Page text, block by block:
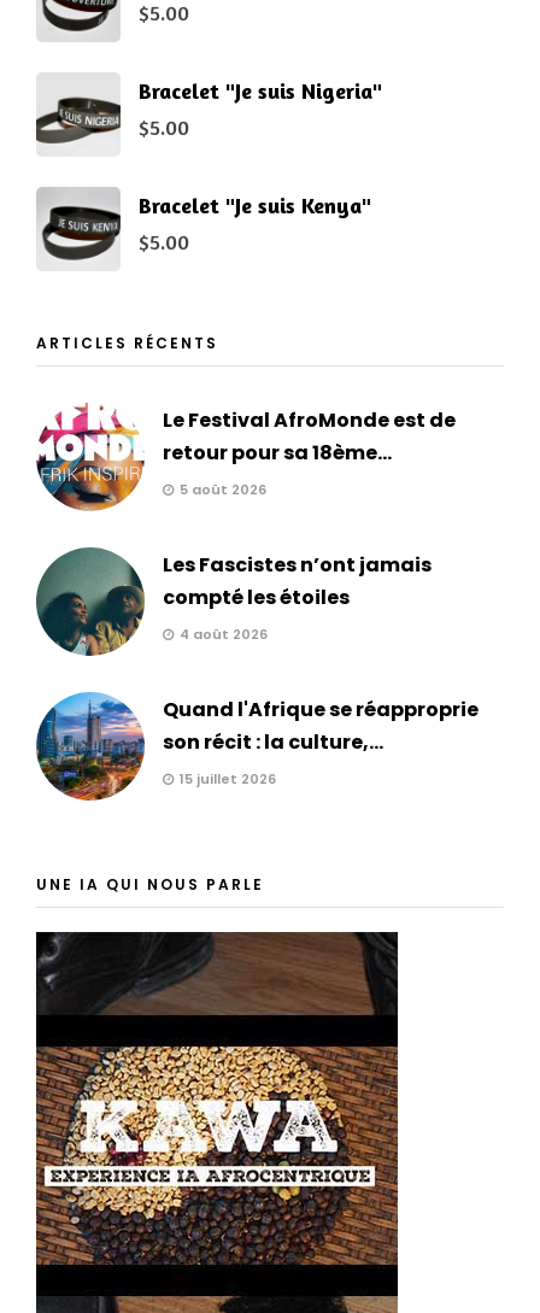
$5.00
Bracelet "Je suis Nigeria"
$5.00
Bracelet "Je suis Kenya"
$5.00
ARTICLES RÉCENTS
Le Festival AfroMonde est de
retour pour sa 18ème...
5 août 2026
Les Fascistes n’ont jamais
compté les étoiles
4 août 2026
Quand l'Afrique se réapproprie
son récit : la culture,...
15 juillet 2026
UNE IA QUI NOUS PARLE